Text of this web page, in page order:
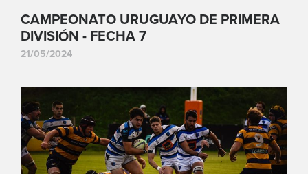
CAMPEONATO URUGUAYO DE PRIMERA
DIVISIÓN - FECHA 7
21/05/2024